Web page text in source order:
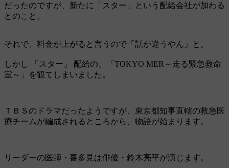
だったのですが、新たに「スター」という配給会社が加わる
とのこと。
それで、料金が上がると言うので「話が違うやん」と。
しかし 「スター」 配給の、「TOKYO MER～走る緊急救命
室～」を観てしまいました。
ＴＢＳのドラマだったようですが、東京都知事直轄の救急医
療チームが編成されるところから、物語が始まります。
リーダーの医師・喜多見は俳優・鈴木亮平が演じます。